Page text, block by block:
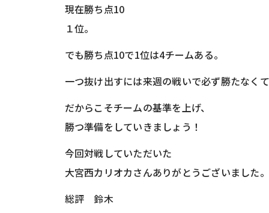
現在勝ち点10
１位。
でも勝ち点10で1位は4チームある。
一つ抜け出すには来週の戦いで必ず勝たなくて
だからこそチームの基準を上げ、
勝つ準備をしていきましょう！
今回対戦していただいた
大宮西カリオカさんありがとうございました。
総評 鈴木